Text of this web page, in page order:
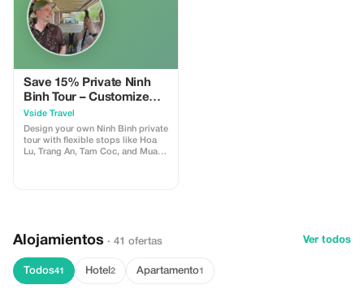
Save 15% Private Ninh
Binh Tour – Customize
Your Day
Vside Travel
Design your own Ninh Binh private
tour with flexible stops like Hoa
Lu, Trang An, Tam Coc, and Mua
Alojamientos · 41 ofertas Ver todos
Todos41 Hotel 2 Apartamento1